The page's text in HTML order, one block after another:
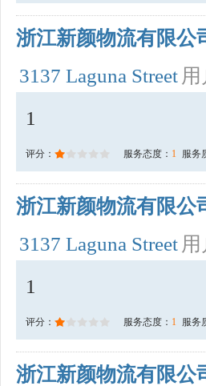
浙江新颜物流有限公
3137 Laguna Street
1
评分： 服务态度： 1 服务
浙江新颜物流有限公
3137 Laguna Street
1
评分： 服务态度： 1 服务
浙江新颜物流有限公